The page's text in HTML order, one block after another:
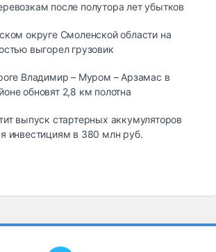
после полутора лет убытков
округе Смоленской области на
выгорел грузовик
Владимир – Муром – Арзамас в
обновят 2,8 км полотна
выпуск стартерных аккумуляторов
инвестициям в 380 млн руб.